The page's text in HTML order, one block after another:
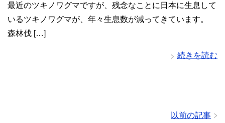
最近のツキノワグマですが、残念なことに日本に生息して
いるツキノワグマが、年々生息数が減ってきています。
森林伐 […]
続きを読む
以前の記事